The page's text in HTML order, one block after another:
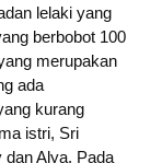
lelaki yang
berbobot 100
merupakan
ada
kurang
istri, Sri
Alya. Pada